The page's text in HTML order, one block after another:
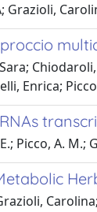
Grazioli,
Enrica;
Picco, A. M.;